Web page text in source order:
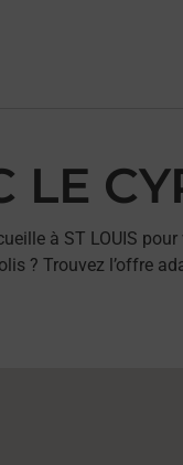
à ST LOUIS
? Trouvez l’offre